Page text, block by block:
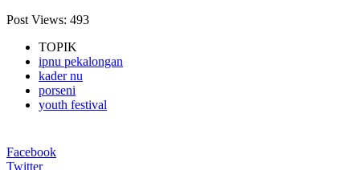
Post Views: 493
TOPIK
ipnu pekalongan
kader nu
porseni
youth festival
Facebook
Twitter